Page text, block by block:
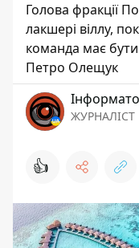
Голова фракції
лакшері віллу,
команда має
Петро Олещук
ЖУРНАЛІСТ
👍